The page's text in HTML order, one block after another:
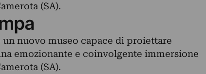
(SA).
nuovo museo capace di proiettare
emozionante e coinvolgente immersione
(SA).